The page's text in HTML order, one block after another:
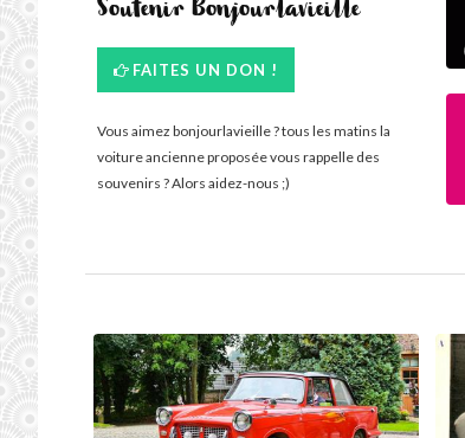
Soutenir Bonjourlavieille
FAITES UN DON !
Vous aimez bonjourlavieille ? tous les matins la
voiture ancienne proposée vous rappelle des
souvenirs ? Alors aidez-nous ;)